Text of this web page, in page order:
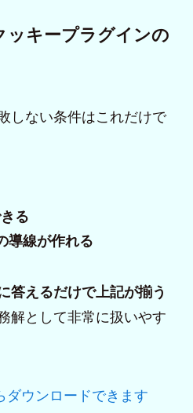
ッキープラグインの
しない条件はこれだけで
る
導線が作れる
答えるだけで上記が揃う
解として非常に扱いやす
ダウンロードできます